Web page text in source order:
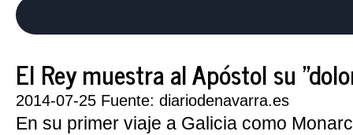
El Rey muestra al Apóstol su
2014-07-25 Fuente: diariodenavarra.es
En su primer viaje a Galicia como